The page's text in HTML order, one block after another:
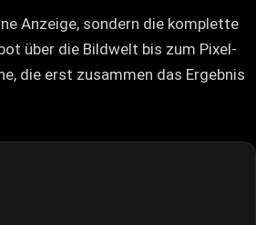
Anzeige, sondern die komplette
über die Bildwelt bis zum Pixel-
die erst zusammen das Ergebnis